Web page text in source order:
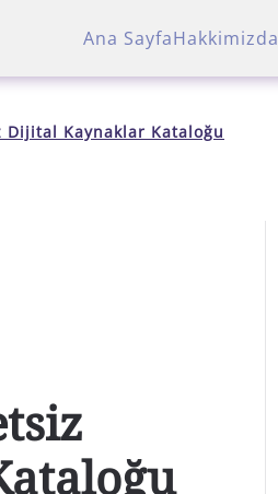
Ana SayfaHakkimizda
Kaynaklar Kataloğu